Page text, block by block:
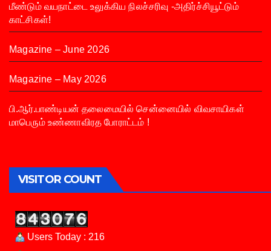
மீண்டும் வயநாட்டை உலுக்கிய நிலச்சரிவு -அதிர்ச்சியூட்டும்
காட்சிகள்!
Magazine – June 2026
Magazine – May 2026
பி.ஆர்.பாண்டியன் தலைமையில் சென்னையில் விவசாயிகள்
மாபெரும் உண்ணாவிரத போராட்டம் !
VISITOR COUNT
Users Today : 216